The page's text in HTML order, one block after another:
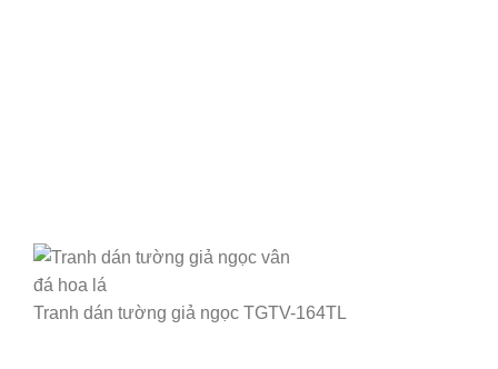
Tranh dán tường giả ngọc TGTV-164TL